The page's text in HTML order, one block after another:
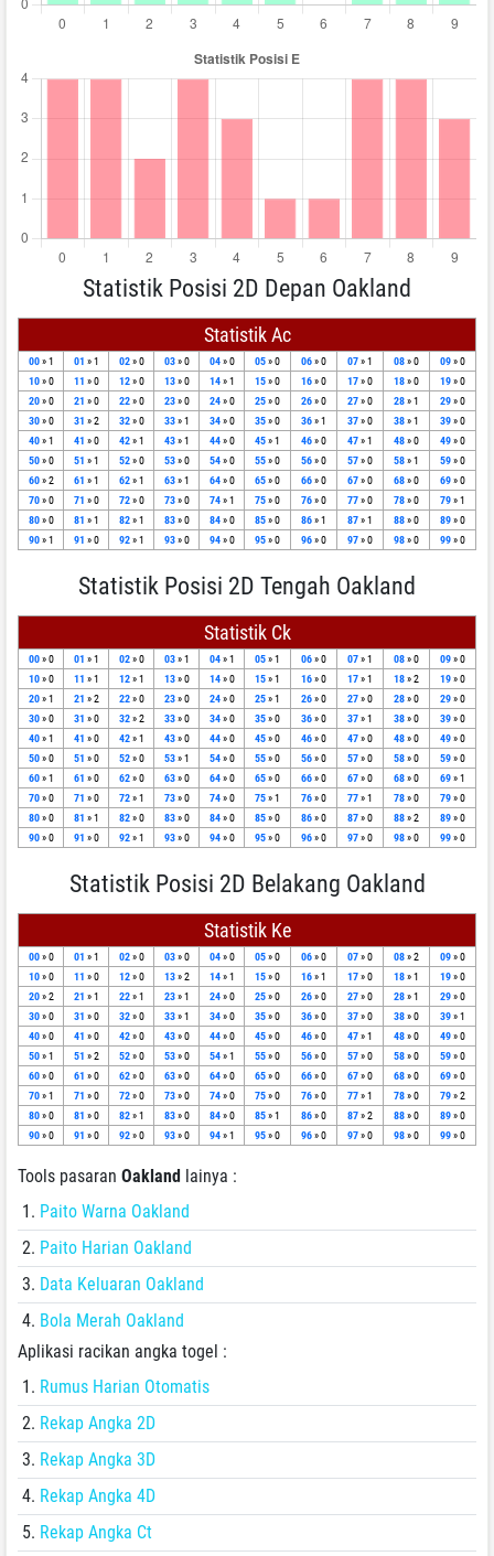
Statistik Posisi 2D Depan Oakland
Statistik Ac
00» 1 01 » 1 02» 0 03» 0 04» 0 05» 0 06» 0 07» 1 08» 0 09» 0
10» 0 11 » 0 12» 0 13» 0 14» 1 15» 0 16» 0 17» 0 18» 0 19» 0
20» 0 21 » 0 22» 0 23» 0 24» 0 25» 0 26» 0 27» 0 28» 1 29» 0
30» 0 31 » 2 32» 0 33» 1 34» 0 35» 0 36» 1 37» 0 38» 1 39» 0
40» 1 41 » 0 42» 1 43» 1 44» 0 45» 1 46» 0 47» 1 48» 0 49» 0
50» 0 51 » 1 52» 0 53» 0 54» 0 55» 0 56» 0 57» 0 58» 1 59» 0
60» 2 61 » 1 62» 1 63» 1 64» 0 65» 0 66» 0 67» 0 68» 0 69» 0
70» 0 71 » 0 72» 0 73» 0 74» 1 75» 0 76» 0 77» 0 78» 0 79» 1
80» 0 81 » 1 82» 1 83» 0 84» 0 85» 0 86» 1 87» 1 88» 0 89» 0
90» 1 91 » 0 92» 1 93» 0 94» 0 95» 0 96» 0 97» 0 98» 0 99» 0
Statistik Posisi 2D Tengah Oakland
Statistik Ck
00» 0 01 » 1 02» 0 03» 1 04» 1 05» 1 06» 0 07» 1 08» 0 09» 0
10» 0 11 » 1 12» 1 13» 0 14» 0 15» 1 16» 0 17» 1 18» 2 19» 0
20» 1 21 » 2 22» 0 23» 0 24» 0 25» 1 26» 0 27» 0 28» 0 29» 0
30» 0 31 » 0 32» 2 33» 0 34» 0 35» 0 36» 0 37» 1 38» 0 39» 0
40» 1 41 » 0 42» 1 43» 0 44» 0 45» 0 46» 0 47» 0 48» 0 49» 0
50» 0 51 » 0 52» 0 53» 1 54» 0 55» 0 56» 0 57» 0 58» 0 59» 0
60» 1 61 » 0 62» 0 63» 0 64» 0 65» 0 66» 0 67» 0 68» 0 69» 1
70» 0 71 » 0 72» 1 73» 0 74» 0 75» 1 76» 0 77» 1 78» 0 79» 0
80» 0 81 » 1 82» 0 83» 0 84» 0 85» 0 86» 0 87» 0 88» 2 89» 0
90» 0 91 » 0 92» 1 93» 0 94» 0 95» 0 96» 0 97» 0 98» 0 99» 0
Statistik Posisi 2D Belakang Oakland
Statistik Ke
00» 0 01 » 1 02» 0 03» 0 04» 0 05» 0 06» 0 07» 0 08» 2 09» 0
10» 0 11 » 0 12» 0 13» 2 14» 1 15» 0 16» 1 17» 0 18» 1 19» 0
20» 2 21 » 1 22» 1 23» 1 24» 0 25» 0 26» 0 27» 0 28» 1 29» 0
30» 0 31 » 0 32» 0 33» 1 34» 0 35» 0 36» 0 37» 0 38» 0 39» 1
40» 0 41 » 0 42» 0 43» 0 44» 0 45» 0 46» 0 47» 1 48» 0 49» 0
50» 1 51 » 2 52» 0 53» 0 54» 1 55» 0 56» 0 57» 0 58» 0 59» 0
60» 0 61 » 0 62» 0 63» 0 64» 0 65» 0 66» 0 67» 0 68» 0 69» 0
70» 1 71 » 0 72» 0 73» 0 74» 0 75» 0 76» 0 77» 1 78» 0 79» 2
80» 0 81 » 0 82» 1 83» 0 84» 0 85» 1 86» 0 87» 2 88» 0 89» 0
90» 0 91 » 0 92» 0 93» 0 94» 1 95» 0 96» 0 97» 0 98» 0 99» 0
Tools pasaran Oakland lainya :
Paito Warna Oakland
Paito Harian Oakland
Data Keluaran Oakland
Bola Merah Oakland
Aplikasi racikan angka togel :
Rumus Harian Otomatis
Rekap Angka 2D
Rekap Angka 3D
Rekap Angka 4D
Rekap Angka Ct